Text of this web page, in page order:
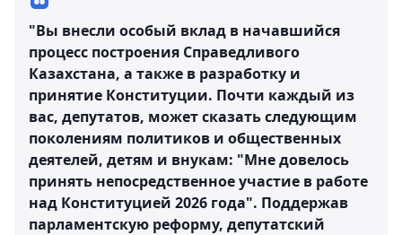
"Вы внесли особый вклад в начавшийся
процесс построения Справедливого
Казахстана, а также в разработку и
принятие Конституции. Почти каждый из
вас, депутатов, может сказать следующим
поколениям политиков и общественных
деятелей, детям и внукам: "Мне довелось
принять непосредственное участие в работе
над Конституцией 2026 года". Поддержав
парламентскую реформу, депутатский